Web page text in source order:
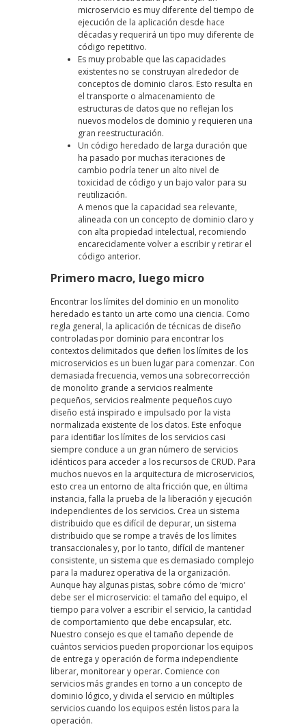
microservicio es muy diferente del tiempo de
ejecución de la aplicación desde hace
décadas y requerirá un tipo muy diferente de
código repetitivo.
Es muy probable que las capacidades
existentes no se construyan alrededor de
conceptos de dominio claros. Esto resulta en
el transporte o almacenamiento de
estructuras de datos que no reflejan los
nuevos modelos de dominio y requieren una
gran reestructuración.
Un código heredado de larga duración que
ha pasado por muchas iteraciones de
cambio podría tener un alto nivel de
toxicidad de código y un bajo valor para su
reutilización.
A menos que la capacidad sea relevante,
alineada con un concepto de dominio claro y
con alta propiedad intelectual, recomiendo
encarecidamente volver a escribir y retirar el
código anterior.
Primero macro, luego micro
Encontrar los límites del dominio en un monolito
heredado es tanto un arte como una ciencia. Como
regla general, la aplicación de técnicas de diseño
controladas por dominio para encontrar los
contextos delimitados que definen los límites de los
microservicios es un buen lugar para comenzar. Con
demasiada frecuencia, vemos una sobrecorrección
de monolito grande a servicios realmente
pequeños, servicios realmente pequeños cuyo
diseño está inspirado e impulsado por la vista
normalizada existente de los datos. Este enfoque
para identificar los límites de los servicios casi
siempre conduce a un gran número de servicios
idénticos para acceder a los recursos de CRUD. Para
muchos nuevos en la arquitectura de microservicios,
esto crea un entorno de alta fricción que, en última
instancia, falla la prueba de la liberación y ejecución
independientes de los servicios. Crea un sistema
distribuido que es difícil de depurar, un sistema
distribuido que se rompe a través de los límites
transaccionales y, por lo tanto, difícil de mantener
consistente, un sistema que es demasiado complejo
para la madurez operativa de la organización.
Aunque hay algunas pistas, sobre cómo de ‘micro’
debe ser el microservicio: el tamaño del equipo, el
tiempo para volver a escribir el servicio, la cantidad
de comportamiento que debe encapsular, etc.
Nuestro consejo es que el tamaño depende de
cuántos servicios pueden proporcionar los equipos
de entrega y operación de forma independiente
liberar, monitorear y operar. Comience con
servicios más grandes en torno a un concepto de
dominio lógico, y divida el servicio en múltiples
servicios cuando los equipos estén listos para la
operación.